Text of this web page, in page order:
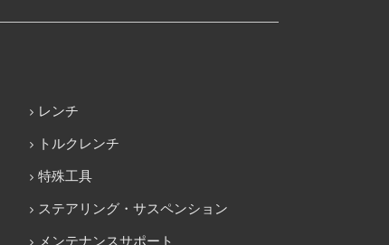
レンチ
トルクレンチ
特殊工具
ステアリング・サスペンション
メンテナンスサポート